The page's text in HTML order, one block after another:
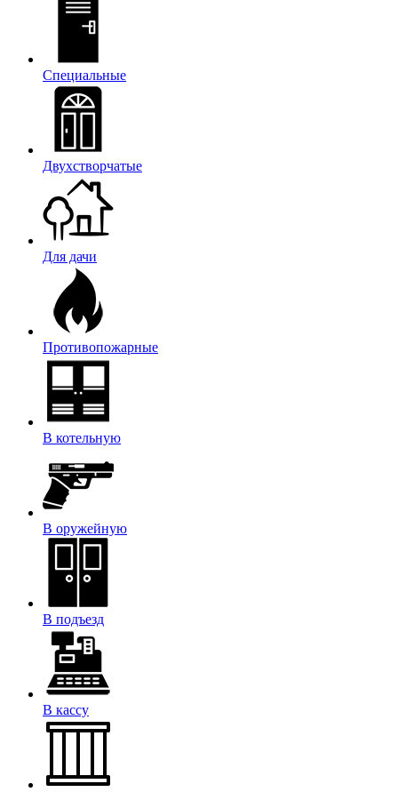
Специальные
Двухстворчатые
Для дачи
Противопожарные
В котельную
В оружейную
В подъезд
В кассу